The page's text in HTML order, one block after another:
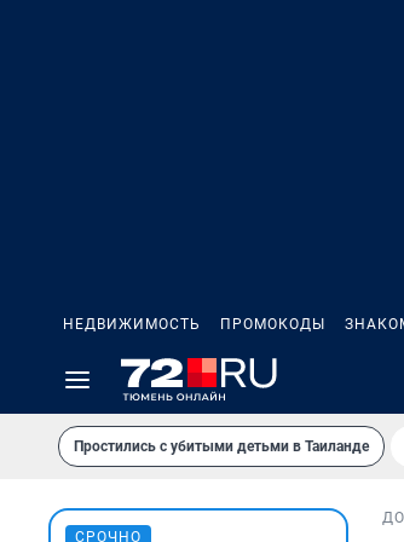
НЕДВИЖИМОСТЬ ПРОМОКОДЫ
Простились с убитыми детьми в Таиланде
СРОЧНО